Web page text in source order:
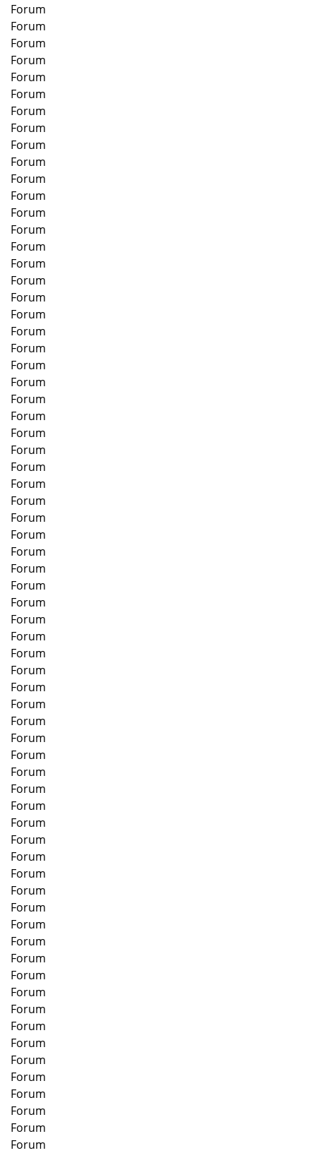
Forum
Forum
Forum
Forum
Forum
Forum
Forum
Forum
Forum
Forum
Forum
Forum
Forum
Forum
Forum
Forum
Forum
Forum
Forum
Forum
Forum
Forum
Forum
Forum
Forum
Forum
Forum
Forum
Forum
Forum
Forum
Forum
Forum
Forum
Forum
Forum
Forum
Forum
Forum
Forum
Forum
Forum
Forum
Forum
Forum
Forum
Forum
Forum
Forum
Forum
Forum
Forum
Forum
Forum
Forum
Forum
Forum
Forum
Forum
Forum
Forum
Forum
Forum
Forum
Forum
Forum
Forum
Forum